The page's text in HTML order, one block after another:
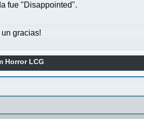
fue "Disappointed".
gracias!
Horror LCG